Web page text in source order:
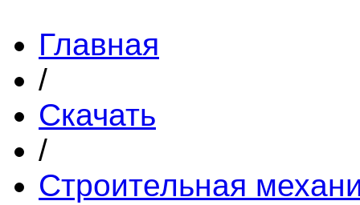
Главная
/
Скачать
/
Строительная